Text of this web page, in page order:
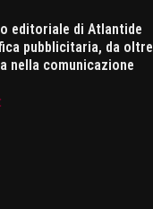
editoriale di Atlantide
pubblicitaria, da oltre
nella comunicazione